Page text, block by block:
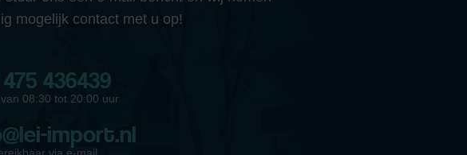
mogelijk contact met u op!
475 436439
08:30 tot 20:00 uur
import.nl
via e-mail